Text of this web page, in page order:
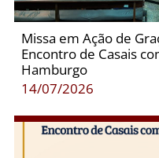
Missa em Ação de
Encontro de Casais
Hamburgo
14/07/2026